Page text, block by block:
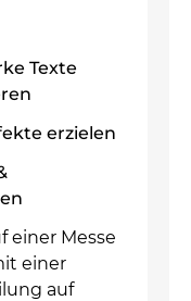
Texte
erzielen
einer Messe
einer
auf